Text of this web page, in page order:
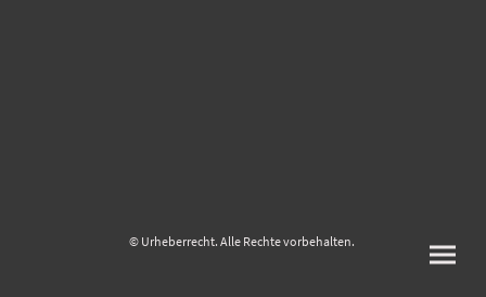
© Urheberrecht. Alle Rechte vorbehalten.